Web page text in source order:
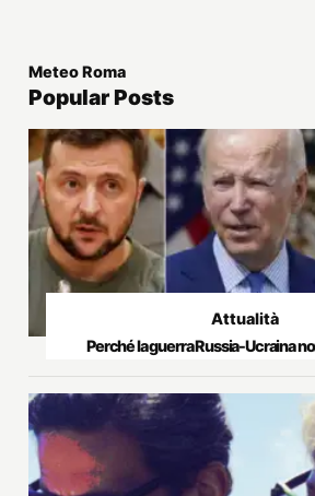
Meteo Roma
Popular Posts
Attualità
Perché la guerra Russia-Ucraina